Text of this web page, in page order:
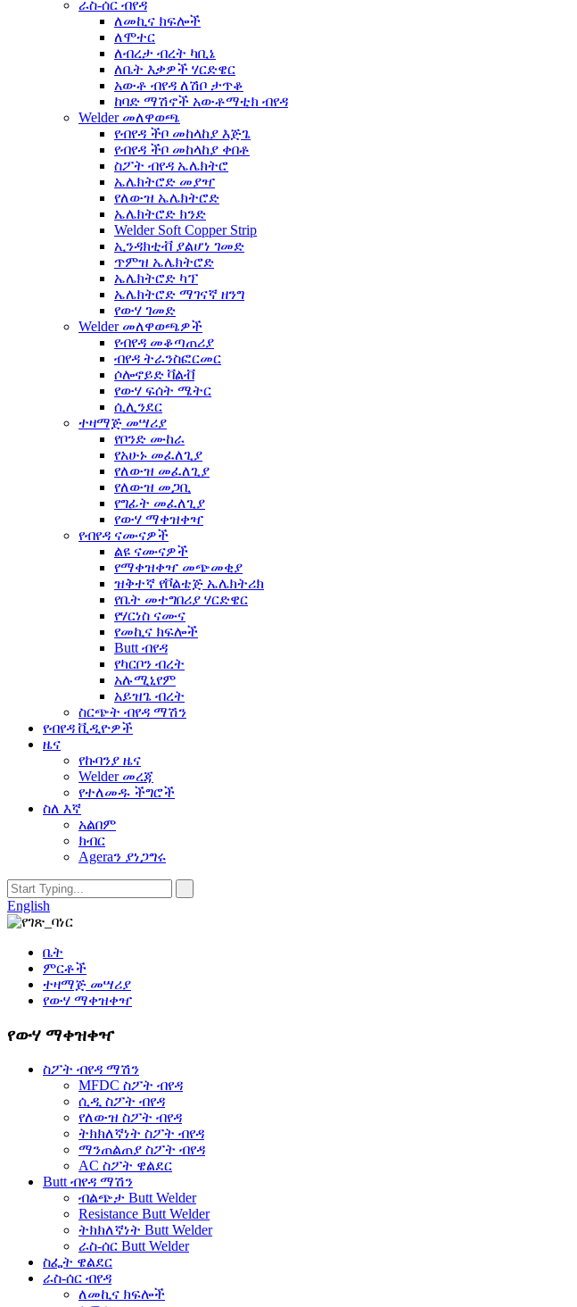
ራስ-ሰር ብየዳ
ለመኪና ክፍሎች
ለሞተር
ለብረታ ብረት ካቢኔ
ለቤት እቃዎች ሃርድዌር
አውቶ ብየዳ ለሽቦ ታጥቆ
ከባድ ማሽኖች አውቶማቲክ ብየዳ
Welder መለዋወጫ
የብየዳ ችቦ መከላከያ እጅጌ
የብየዳ ችቦ መከላከያ ቀበቶ
ስፖት ብየዳ ኤሌክትሮ
ኤሌክትሮድ መያዣ
የለውዝ ኤሌክትሮድ
ኤሌክትሮድ ክንድ
Welder Soft Copper Strip
ኢንዳክቲቭ ያልሆነ ገመድ
ጥምዝ ኤሌክትሮድ
ኤሌክትሮድ ካፕ
ኤሌክትሮድ ማገናኛ ዘንግ
የውሃ ገመድ
Welder መለዋወጫዎች
የብየዳ መቆጣጠሪያ
ብየዳ ትራንስፎርመር
ሶሎኖይድ ቫልቭ
የውሃ ፍሰት ሜትር
ሲሊንደር
ተዛማጅ መሣሪያ
የቦንድ ሙከራ
የአሁኑ መፈለጊያ
የለውዝ መፈለጊያ
የለውዝ መጋቢ
የግፊት መፈለጊያ
የውሃ ማቀዝቀዣ
የብየዳ ናሙናዎች
ልዩ ናሙናዎች
የማቀዝቀዣ መጭመቂያ
ዝቅተኛ የቮልቴጅ ኤሌክትሪክ
የቤት መተግበሪያ ሃርድዌር
የሃርነስ ናሙና
የመኪና ክፍሎች
Butt ብየዳ
የካርቦን ብረት
አሉሚኒየም
አይዝጌ ብረት
ስርጭት ብየዳ ማሽን
የብየዳ ቪዲዮዎች
ዜና
የኩባንያ ዜና
Welder መረጃ
የተለመዱ ችግሮች
ስለ እኛ
አልበም
ክብር
Ageraን ያነጋግሩ
English
ቤት
ምርቶች
ተዛማጅ መሣሪያ
የውሃ ማቀዝቀዣ
የውሃ ማቀዝቀዣ
ስፖት ብየዳ ማሽን
MFDC ስፖት ብየዳ
ሲዲ ስፖት ብየዳ
የለውዝ ስፖት ብየዳ
ትክክለኛነት ስፖት ብየዳ
ማንጠልጠያ ስፖት ብየዳ
AC ስፖት ዌልደር
Butt ብየዳ ማሽን
ብልጭታ Butt Welder
Resistance Butt Welder
ትክክለኛነት Butt Welder
ራስ-ሰር Butt Welder
ስፌት ዌልደር
ራስ-ሰር ብየዳ
ለመኪና ክፍሎች